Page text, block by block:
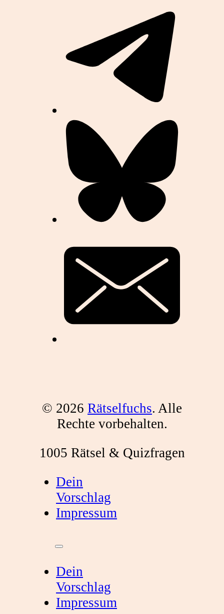
© 2026 Rätselfuchs. Alle
Rechte vorbehalten.
1005 Rätsel & Quizfragen
Dein
Vorschlag
Impressum
Dein
Vorschlag
Impressum